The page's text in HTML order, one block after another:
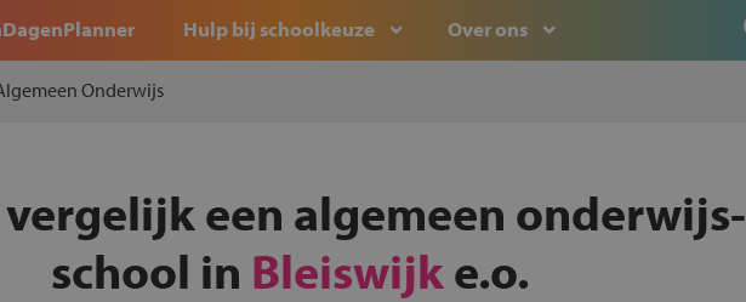
Hulp bij schoolkeuze Over ons
Onderwijs
een algemeen onderwijs-
school in Bleiswijke.o.